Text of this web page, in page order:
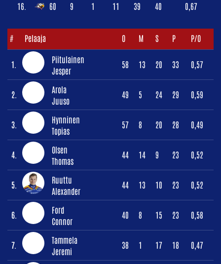
16. 60 9 1 11 39 40 0,67
# Pelaaja O M S P P/O
1.
Piitulainen
Jesper
58 13 20 33 0,57
2.
Arola
Juuso
49 5 24 29 0,59
3.
Hynninen
Topias
57 8 20 28 0,49
4.
Olsen
Thomas
44 14 9 23 0,52
5.
Ruuttu
Alexander
44 13 10 23 0,52
6.
Ford
Connor
40 8 15 23 0,58
7.
Tammela
Jeremi
38 1 17 18 0,47